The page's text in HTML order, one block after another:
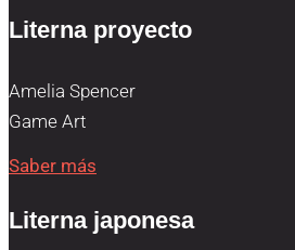
Literna proyecto
Amelia Spencer
Game Art
Saber más
Literna japonesa